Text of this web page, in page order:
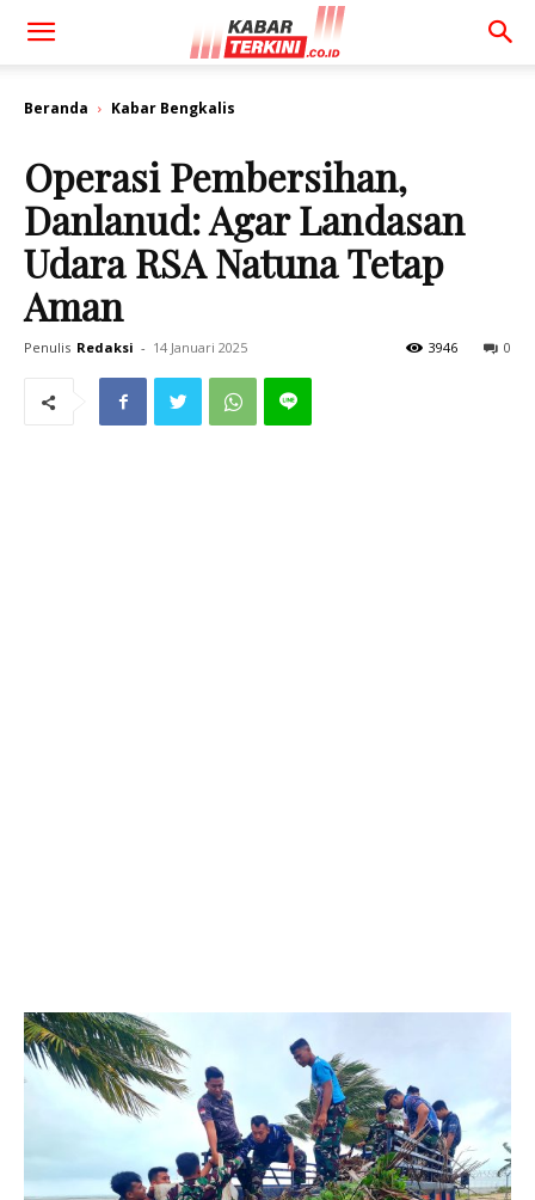
Beranda Kabar Bengkalis
Operasi Pembersihan,
Danlanud: Agar Landasan
Udara RSA Natuna Tetap
Aman
Penulis Redaksi - 14 Januari 2025 0
3946